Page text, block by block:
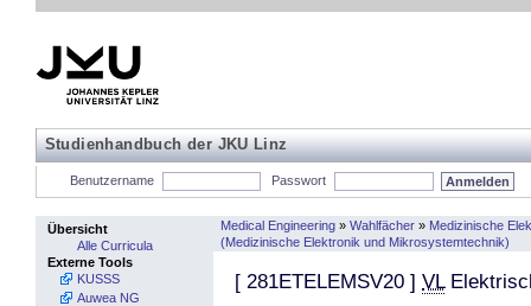
Studienhandbuch der JKU Linz
Benutzername Passwort
Übersicht
Alle Curricula
Externe Tools
KUSSS
Auwea NG
Medical Engineering » Wahlfächer » Medizinische
(Medizinische Elektronik und Mikrosystemtechnik)
[ 281ETELEMSV20 ] VL